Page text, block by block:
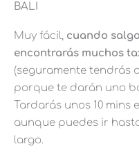
BALI
Muy fácil, cuando
encontrarás muchos
(seguramente tendrás
porque te darán uno
Tardarás unos 10
aunque puedes ir
largo.